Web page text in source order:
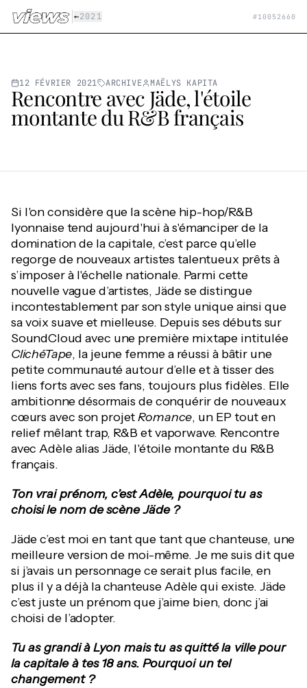
Aller au contenu principal
←2021 # 10052660
12 FÉVRIER 2021 ARCHIVE MAËLYS KAPITA
Rencontre avec Jäde, l'étoile
montante du R&B français
Si l'on considère que la scène hip-hop/R&B
lyonnaise tend aujourd'hui à s'émanciper de la
domination de la capitale, c’est parce qu’elle
regorge de nouveaux artistes talentueux prêts à
s’imposer à l'échelle nationale. Parmi cette
nouvelle vague d’artistes, Jäde se distingue
incontestablement par son style unique ainsi que
sa voix suave et mielleuse. Depuis ses débuts sur
SoundCloud avec une première mixtape intitulée
ClichéTape, la jeune femme a réussi à bâtir une
petite communauté autour d’elle et à tisser des
liens forts avec ses fans, toujours plus fidèles. Elle
ambitionne désormais de conquérir de nouveaux
cœurs avec son projetRomance, un EP tout en
relief mêlant trap, R&B et vaporwave. Rencontre
avec Adèle alias Jäde, l'étoile montante du R&B
français.
Ton vrai prénom, c’est Adèle, pourquoi tu as
choisi le nom de scène Jäde ?
Jäde c’est moi en tant que tant que chanteuse, une
meilleure version de moi-même. Je me suis dit que
si j’avais un personnage ce serait plus facile, en
plus il y a déjà la chanteuse Adèle qui existe. Jäde
c’est juste un prénom que j’aime bien, donc j’ai
choisi de l’adopter.
Tu as grandi à Lyon mais tu as quitté la ville pour
la capitale à tes 18 ans. Pourquoi un tel
changement ?